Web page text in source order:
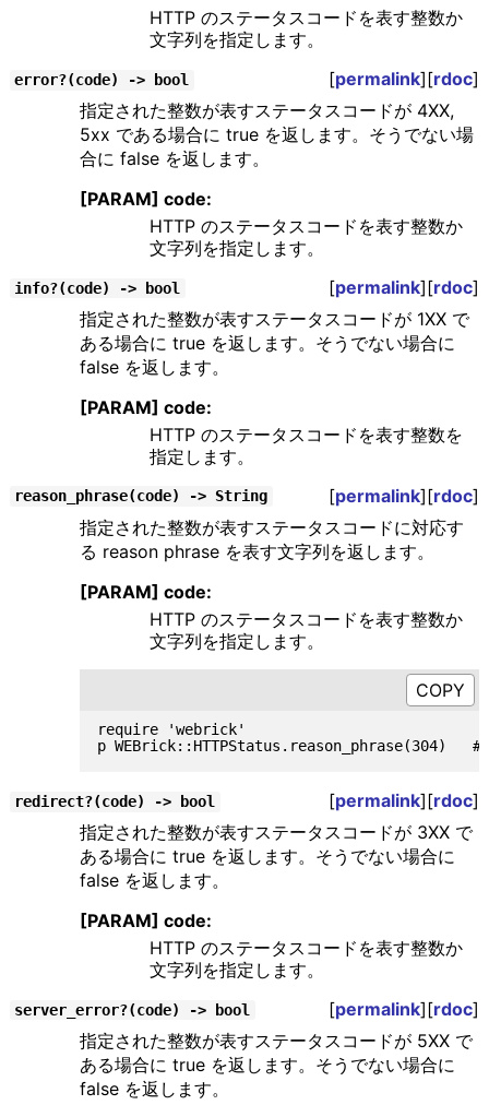
HTTP のステータスコードを表す整数か
文字列を指定します。
error?(code) -> bool [permalink][rdoc]
指定された整数が表すステータスコードが 4XX,
5xx である場合に true を返します。そうでない場
合に false を返します。
[PARAM] code:
HTTP のステータスコードを表す整数か
文字列を指定します。
info?(code) -> bool [permalink][rdoc]
指定された整数が表すステータスコードが 1XX で
ある場合に true を返します。そうでない場合に
false を返します。
[PARAM] code:
HTTP のステータスコードを表す整数を
指定します。
reason_phrase(code) -> String [permalink][rdoc]
指定された整数が表すステータスコードに対応す
る reason phrase を表す文字列を返します。
[PARAM] code:
HTTP のステータスコードを表す整数か
文字列を指定します。
require 'webrick'
redirect?(code) -> bool [permalink][rdoc]
指定された整数が表すステータスコードが 3XX で
ある場合に true を返します。そうでない場合に
false を返します。
[PARAM] code:
HTTP のステータスコードを表す整数か
文字列を指定します。
server_error?(code) -> bool [permalink][rdoc]
指定された整数が表すステータスコードが 5XX で
ある場合に true を返します。そうでない場合に
false を返します。